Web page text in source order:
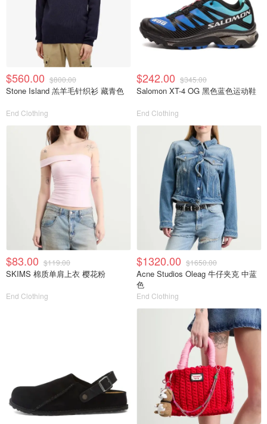
$560.00 $800.00
Stone Island 羔羊毛针织衫 藏青色
End Clothing
$242.00 $345.00
Salomon XT-4 OG 黑色蓝色运动鞋
End Clothing
$83.00 $119.00
SKIMS 棉质单肩上衣 樱花粉
End Clothing
$1320.00 $1650.00
Acne Studios Oleag 牛仔夹克 中蓝
色
End Clothing